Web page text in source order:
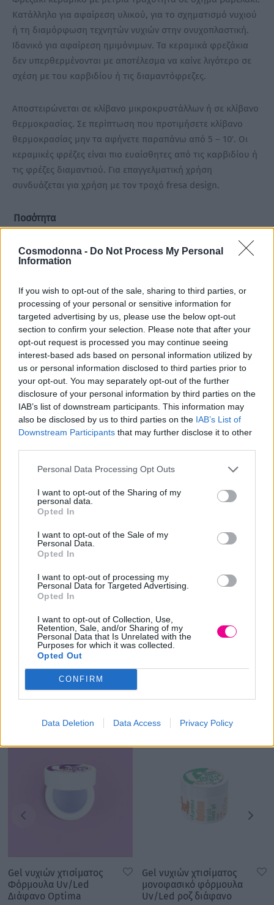
Cosmodonna - Do Not Process My Personal
Information
If you wish to opt-out of the sale, sharing to third parties, or
processing of your personal or sensitive information for
targeted advertising by us, please use the below opt-out
section to confirm your selection. Please note that after your
opt-out request is processed you may continue seeing
interest-based ads based on personal information utilized by
us or personal information disclosed to third parties prior to
your opt-out. You may separately opt-out of the further
disclosure of your personal information by third parties on the
IAB’s list of downstream participants. This information may
also be disclosed by us to third parties on the IAB’s List of
Downstream Participants that may further disclose it to other
Personal Data Processing Opt Outs
I want to opt-out of the Sharing of my
personal data.
Opted In
I want to opt-out of the Sale of my
Personal Data.
Opted In
I want to opt-out of processing my
Personal Data for Targeted Advertising.
Opted In
I want to opt-out of Collection, Use,
Retention, Sale, and/or Sharing of my
Personal Data that Is Unrelated with the
Purposes for which it was collected.
Opted Out
CONFIRM
Data Deletion Data Access Privacy Policy
Κατάλληλο για αφαίρεση υλικού, για το σχηματισμό νυχιού
ή τη διαμόρφωση τεχνητών νυχιών στην ονυχοπλαστική.
Ιδανικό για αφαίρεση ημιμόνιμων. Τα κεραμικά φρεζάκια
δεν υπερθερμένονται με αποτέλεσμα να καίνε λιγότερο σε
σχέση με του καρβιδίου ή τις διαμαντόφρεζες.
Αποστειρώνεται σε κλίβανο μικροκρυστάλλων ή σε κλίβανο
θερμοκρασίας. Σε περίπτωση που προτιμήσετε κλίβανο
θερμοκρασίας μην τα αφήνετε παραπάνω από 5 – 10′. Οι
κεραμικές φρέζες είναι πιο ευαίσθητες από τις καρβιδίου ή
τις φρέζες διαμαντιού. Για επαγγελματική χρήση
συνδυάζεται για χρήση με τον τροχό fresa design.
Ποσότητα
5gr
Προσθήκη στο καλάθι
Add to wishlist
Κωδικός προϊόντος:
Μ/Δ
Clarissa Εξοπλισμός
Επιπλέον πληροφορίες
ΠΟΣΌΤΗΤΑ 5gr
Σχετικά προϊόντα
Gel νυχιών χτισίματος
Φόρμουλα Uv/Led
Διάφανο Optima
Gel νυχιών χτισίματος
μονοφασικό φόρμουλα
Uv/Led ροζ διάφανο